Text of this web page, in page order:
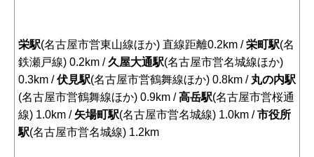
栄駅(名古屋市営東山線ほか) 直線距離0.2km /栄町駅(名
鉄瀬戸線) 0.2km /久屋大通駅(名古屋市営名城線ほか)
0.3km /伏見駅(名古屋市営鶴舞線ほか) 0.8km / 丸の内駅
(名古屋市営鶴舞線ほか) 0.9km /高岳駅(名古屋市営桜通
線) 1.0km / 矢場町駅(名古屋市営名城線) 1.0km /市役所
駅(名古屋市営名城線) 1.2km